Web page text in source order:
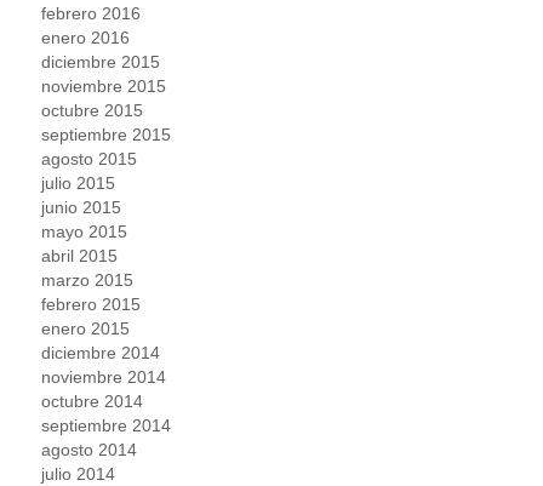
febrero 2016
enero 2016
diciembre 2015
noviembre 2015
octubre 2015
septiembre 2015
agosto 2015
julio 2015
junio 2015
mayo 2015
abril 2015
marzo 2015
febrero 2015
enero 2015
diciembre 2014
noviembre 2014
octubre 2014
septiembre 2014
agosto 2014
julio 2014